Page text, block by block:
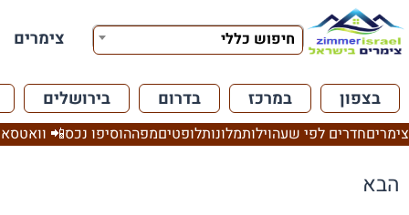
חיפוש כללי צימרים
בצפון במרכז בדרום בירושלים
צימריםחדרים לפי שעהוילותמלונותלופטיםמפההוסיפו נכס📲
הבא